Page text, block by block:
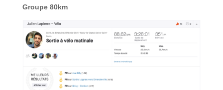
Groupe 80km